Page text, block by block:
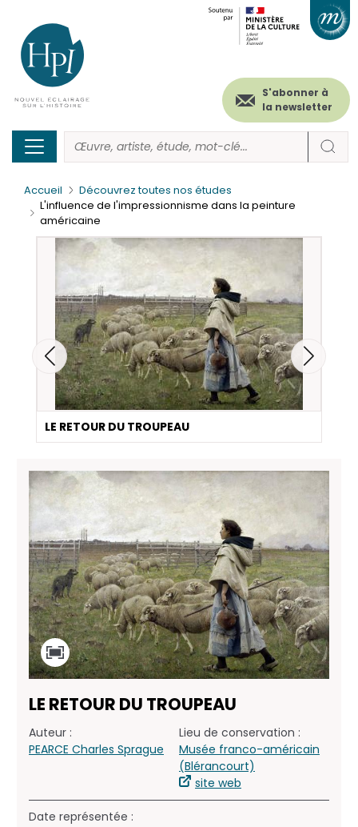
contenu
principal
Menu
secondaire
(header)
S'abonner à
la newsletter
Accueil
Découvrez toutes nos études
L'influence de l'impressionnisme dans la peinture
américaine
LE RETOUR DU TROUPEAU
LE RETOUR DU TROUPEAU
Auteur :
PEARCE Charles Sprague
Lieu de conservation :
Musée franco-américain
(Blérancourt)
site web
Date représentée :